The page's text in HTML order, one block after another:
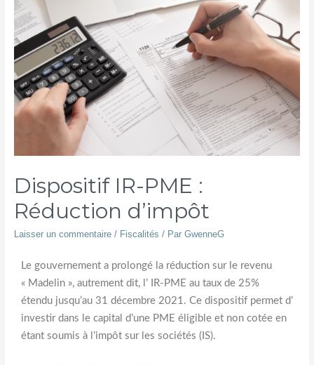
Dispositif IR-PME :
Réduction d’impôt
Laisser un commentaire / Fiscalités / Par GwenneG
Le gouvernement a prolongé la réduction sur le revenu
« Madelin », autrement dit, l’ IR-PME au taux de 25%
étendu jusqu’au 31 décembre 2021. Ce dispositif permet d’
investir dans le capital d’une PME éligible et non cotée en
étant soumis à l’impôt sur les sociétés (IS).